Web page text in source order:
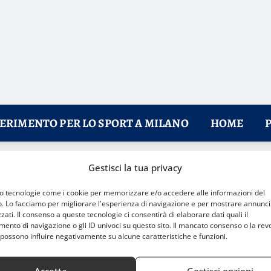
Gestisci la tua privacy
tecnologie come i cookie per memorizzare e/o accedere alle informazioni del
Lo facciamo per migliorare l'esperienza di navigazione e per mostrare
Il consenso a queste tecnologie ci consentirà di elaborare dati quali il
di navigazione o gli ID univoci su questo sito. Il mancato consenso o la
influire negativamente su alcune caratteristiche e funzioni.
PER LO SPORT A MILANO HOME